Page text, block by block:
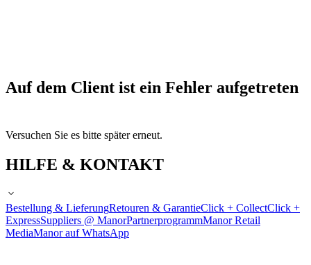
Auf dem Client ist ein Fehler aufgetreten
Versuchen Sie es bitte später erneut.
HILFE & KONTAKT
Bestellung & LieferungRetouren & GarantieClick + CollectClick +
ExpressSuppliers @ ManorPartnerprogrammManor Retail
MediaManor auf WhatsApp